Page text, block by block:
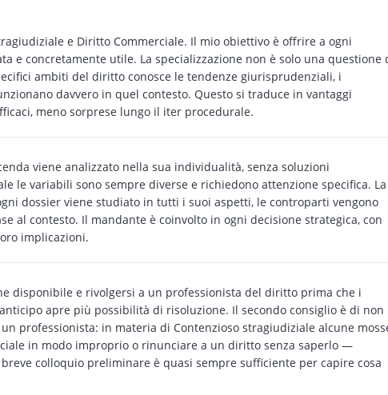
e Diritto Commerciale. Il mio obiettivo è offrire a ogni
e concretamente utile. La specializzazione non è solo una questione
ambiti del diritto conosce le tendenze giurisprudenziali, i
davvero in quel contesto. Questo si traduce in vantaggi
meno sorprese lungo il iter procedurale.
viene analizzato nella sua individualità, senza soluzioni
le variabili sono sempre diverse e richiedono attenzione specifica. La
dossier viene studiato in tutti i suoi aspetti, le controparti vengono
al contesto. Il mandante è coinvolto in ogni decisione strategica, con
implicazioni.
disponibile e rivolgersi a un professionista del diritto prima che i
apre più possibilità di risoluzione. Il secondo consiglio è di non
professionista: in materia di Contenzioso stragiudiziale alcune
in modo improprio o rinunciare a un diritto senza saperlo —
colloquio preliminare è quasi sempre sufficiente per capire cosa